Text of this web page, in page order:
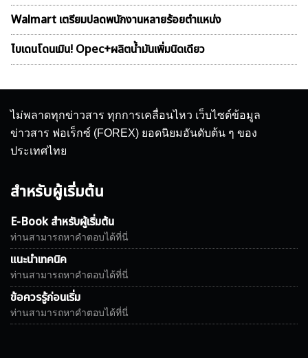
Walmart เตรียมปลดพนักงานหลายร้อยตำแหน่ง
ไบเดนโดนเมิน! Opec+ผลิตน้ำมันเพิ่มนิดเดียว
ไม่พลาดทุกข่าวสาร ทุกการเคลื่อนไหว เว็บไซต์ข้อมูล
ข่าวสาร ฟอเร็กซ์ (FOREX) ยอดนิยมอันดับต้น ๆ ของ
ประเทศไทย
สำหรับผู้เริ่มต้น
E-Book สำหรับผู้เริ่มต้น
ท่านสามารถหาคำตอบได้ที่นี่
แนะนำเทคนิค
ท่านสามารถหาคำตอบได้ที่นี่
ข้อควรรู้ก่อนเริ่ม
ท่านสามารถหาคำตอบได้ที่นี่